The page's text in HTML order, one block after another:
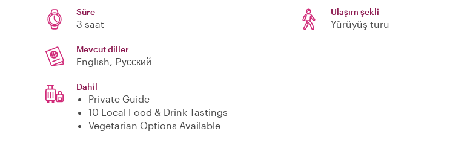
Süre
3 saat
Ulaşım şekli
Yürüyüş turu
Mevcut diller
English, Русский
Dahil
Private Guide
10 Local Food & Drink Tastings
Vegetarian Options Available